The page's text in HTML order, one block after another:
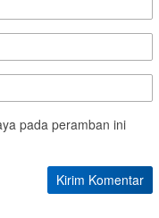
pada peramban ini